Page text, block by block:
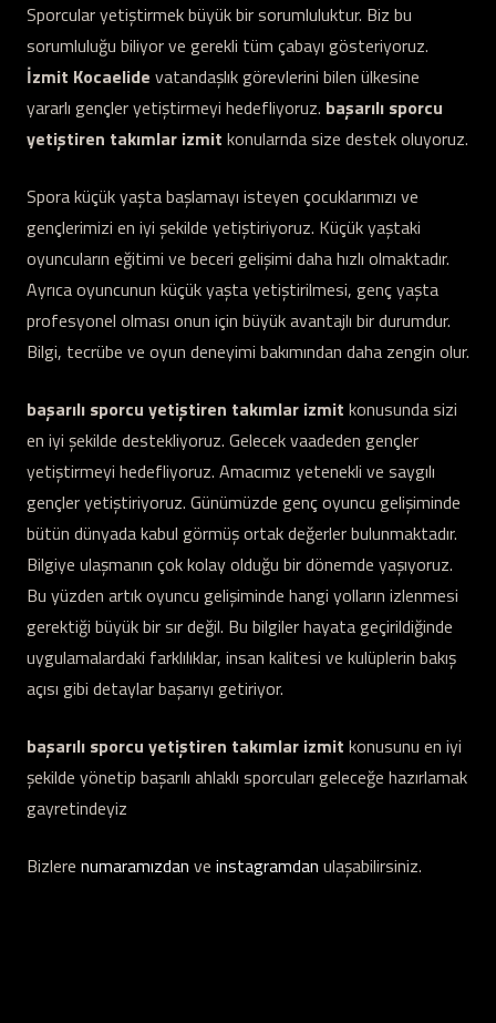
Sporcular yetiştirmek büyük bir sorumluluktur. Biz bu
sorumluluğu biliyor ve gerekli tüm çabayı gösteriyoruz.
İzmit Kocaelide vatandaşlık görevlerini bilen ülkesine
yararlı gençler yetiştirmeyi hedefliyoruz. başarılı sporcu
yetiştiren takımlar izmit konularnda size destek oluyoruz.
Spora küçük yaşta başlamayı isteyen çocuklarımızı ve
gençlerimizi en iyi şekilde yetiştiriyoruz. Küçük yaştaki
oyuncuların eğitimi ve beceri gelişimi daha hızlı olmaktadır.
Ayrıca oyuncunun küçük yaşta yetiştirilmesi, genç yaşta
profesyonel olması onun için büyük avantajlı bir durumdur.
Bilgi, tecrübe ve oyun deneyimi bakımından daha zengin olur.
başarılı sporcu yetiştiren takımlar izmit konusunda sizi
en iyi şekilde destekliyoruz. Gelecek vaadeden gençler
yetiştirmeyi hedefliyoruz. Amacımız yetenekli ve saygılı
gençler yetiştiriyoruz. Günümüzde genç oyuncu gelişiminde
bütün dünyada kabul görmüş ortak değerler bulunmaktadır.
Bilgiye ulaşmanın çok kolay olduğu bir dönemde yaşıyoruz.
Bu yüzden artık oyuncu gelişiminde hangi yolların izlenmesi
gerektiği büyük bir sır değil. Bu bilgiler hayata geçirildiğinde
uygulamalardaki farklılıklar, insan kalitesi ve kulüplerin bakış
açısı gibi detaylar başarıyı getiriyor.
başarılı sporcu yetiştiren takımlar izmit konusunu en iyi
şekilde yönetip başarılı ahlaklı sporcuları geleceğe hazırlamak
gayretindeyiz
Bizlere numaramızdan ve instagramdan ulaşabilirsiniz.